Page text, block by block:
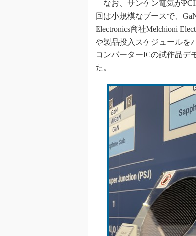
なお、サンケン電気が
回は小規模なブースで、
Electronics商社Melchioni
や製品投入スケジュールを
コンバーターICの試作品デ
た。